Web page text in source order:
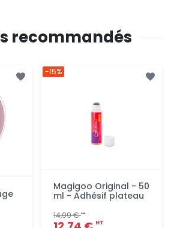
recommandés
Magigoo Original - 50
ml - Adhésif plateau
14,99 €HT
HT
-15%